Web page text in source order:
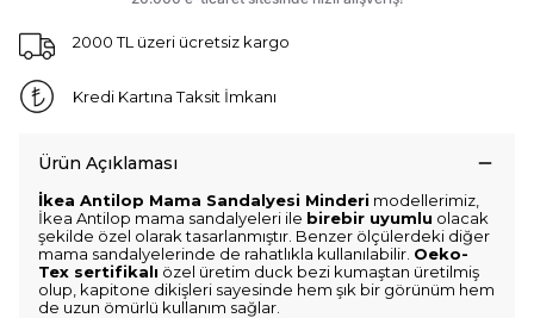
2000 TL üzeri ücretsiz kargo
Kredi Kartına Taksit İmkanı
Ürün Açıklaması
İkea Antilop Mama Sandalyesi Minderi modellerimiz,
İkea Antilop mama sandalyeleri ile birebir uyumlu olacak
şekilde özel olarak tasarlanmıştır. Benzer ölçülerdeki diğer
mama sandalyelerinde de rahatlıkla kullanılabilir. Oeko-
Tex sertifikalı özel üretim duck bezi kumaştan üretilmiş
olup, kapitone dikişleri sayesinde hem şık bir görünüm hem
de uzun ömürlü kullanım sağlar.